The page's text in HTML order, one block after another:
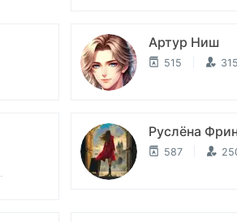
Артур Ниш
515 315
Руслёна
587